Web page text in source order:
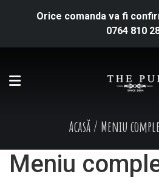
Orice comanda va fi
0764 810
Acasă/ Meniu
Meniu